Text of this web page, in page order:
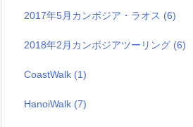
2017年5月カンボジア・ラオス (6)
2018年2月カンボジアツーリング (6)
CoastWalk (1)
HanoiWalk (7)